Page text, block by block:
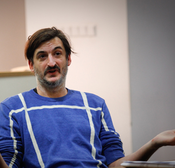
人及美术馆将不承担人身事故的任何责任。
肖像权许可使用协议
国广告法》、《中华人民共和国民法通则》以及 最高人
《中华人民共和国民法通则》若干问题的意见（试行）>
肖像许可方（甲方）和使用方（乙方）的权利义务关
，甲乙双方就带有甲方肖像的作品的使用达成如下一致
中的肖像权人，自愿将自己的肖像权许可乙方作符合本
人及美术馆将不承担人身事故的任何责任。
肖像权许可使用协议
国广告法》、《中华人民共和国民法通则》以及 最高人
《中华人民共和国民法通则》若干问题的意见（试行）>
肖像许可方（甲方）和使用方（乙方）的权利义务关
，甲乙双方就带有甲方肖像的作品的使用达成如下一致
中的肖像权人，自愿将自己的肖像权许可乙方作符合本
人及美术馆将不承担人身事故的任何责任。
肖像权许可使用协议
国广告法》、《中华人民共和国民法通则》以及 最高人
《中华人民共和国民法通则》若干问题的意见（试行）>
肖像许可方（甲方）和使用方（乙方）的权利义务关
，甲乙双方就带有甲方肖像的作品的使用达成如下一致
中的肖像权人，自愿将自己的肖像权许可乙方作符合本